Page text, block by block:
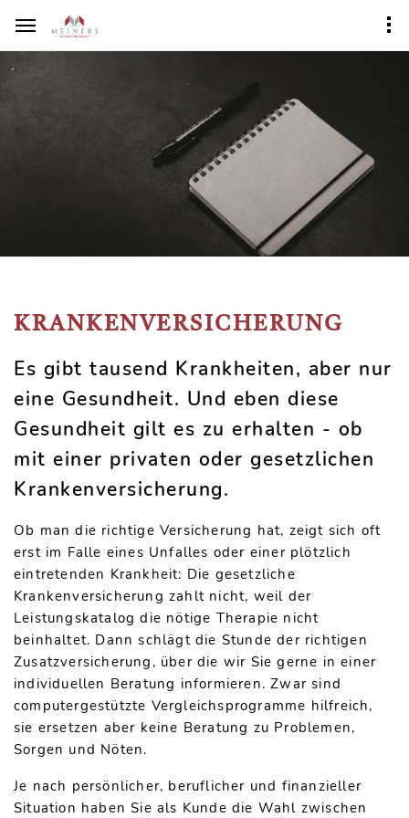
KRANKENVERSICHERUNG
Es gibt tausend Krankheiten, aber nur
eine Gesundheit. Und eben diese
Gesundheit gilt es zu erhalten - ob
mit einer privaten oder gesetzlichen
Krankenversicherung.
Ob man die richtige Versicherung hat, zeigt sich oft
erst im Falle eines Unfalles oder einer plötzlich
eintretenden Krankheit: Die gesetzliche
Krankenversicherung zahlt nicht, weil der
Leistungskatalog die nötige Therapie nicht
beinhaltet. Dann schlägt die Stunde der richtigen
Zusatzversicherung, über die wir Sie gerne in einer
individuellen Beratung informieren. Zwar sind
computergestützte Vergleichsprogramme hilfreich,
sie ersetzen aber keine Beratung zu Problemen,
Sorgen und Nöten.
Je nach persönlicher, beruflicher und finanzieller
Situation haben Sie als Kunde die Wahl zwischen